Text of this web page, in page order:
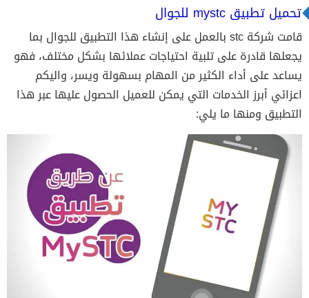
تحميل تطبيق mystc للجوال
قامت شركة stc بالعمل على إنشاء هذا التطبيق للجوال بما
يجعلها قادرة على تلبية احتياجات عملائها بشكل مختلف، فهو
يساعد على أداء الكثير من المهام بسهولة ويسر، واليكم
اعزائي أبرز الخدمات التي يمكن للعميل الحصول عليها عبر هذا
التطبيق ومنها ما يلي: